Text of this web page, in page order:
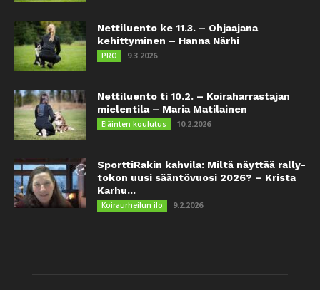
Nettiluento ke 11.3. – Ohjaajana
kehittyminen – Hanna Närhi
PRO 9.3.2026
Nettiluento ti 10.2. – Koiraharrastajan
mielentila – Maria Matilainen
Eläinten koulutus 10.2.2026
SporttiRakin kahvila: Miltä näyttää rally-
tokon uusi sääntövuosi 2026? – Krista
Karhu...
Koiraurheilun ilo 9.2.2026